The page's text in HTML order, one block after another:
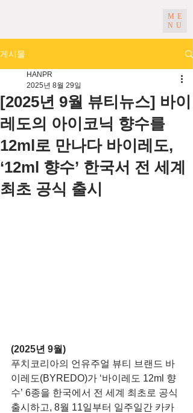
ME
NU
게시물
[2025년 9월 뷰티뉴스] 바이
레도의 아이코닉 향수를
12ml로 만나다 바이레도,
‘12ml 향수’ 한국서 전 세계
최초 공식 출시
HANPR
2025년 8월 29일
(2025년 9월)
푸치코리아의 언유주얼 뷰티 브랜드 바
이레도(BYREDO)가 ‘바이레도 12ml 향
수’ 6종을 한국에서 전 세계 최초로 공식
출시하고, 8월 11일부터 일주일간 카카